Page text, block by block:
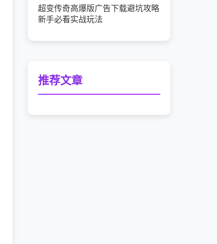
超变传奇高爆版广告下载避坑攻略
新手必看实战玩法
推荐文章